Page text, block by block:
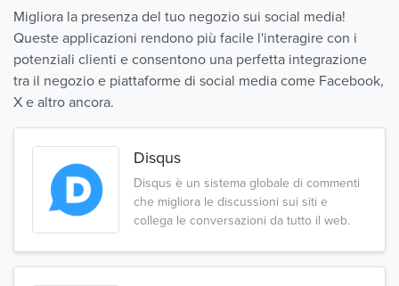
Migliora la presenza del tuo negozio sui social media!
Queste applicazioni rendono più facile l'interagire con i
potenziali clienti e consentono una perfetta integrazione
tra il negozio e piattaforme di social media come Facebook,
X e altro ancora.
Disqus
Disqus è un sistema globale di commenti
che migliora le discussioni sui siti e
collega le conversazioni da tutto il web.